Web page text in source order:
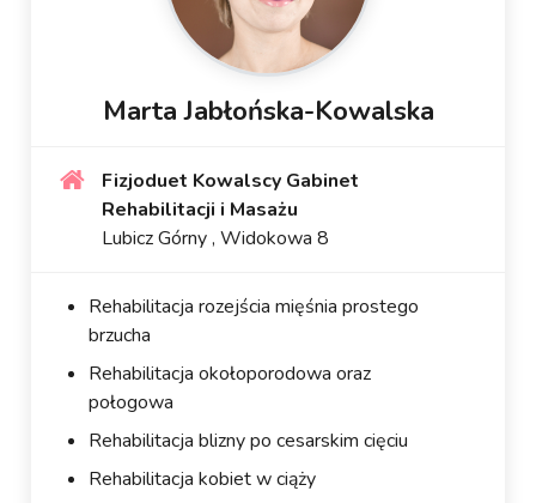
Marta Jabłońska-Kowalska
Fizjoduet Kowalscy Gabinet
Rehabilitacji i Masażu
Lubicz Górny , Widokowa 8
Rehabilitacja rozejścia mięśnia prostego
brzucha
Rehabilitacja okołoporodowa oraz
połogowa
Rehabilitacja blizny po cesarskim cięciu
Rehabilitacja kobiet w ciąży